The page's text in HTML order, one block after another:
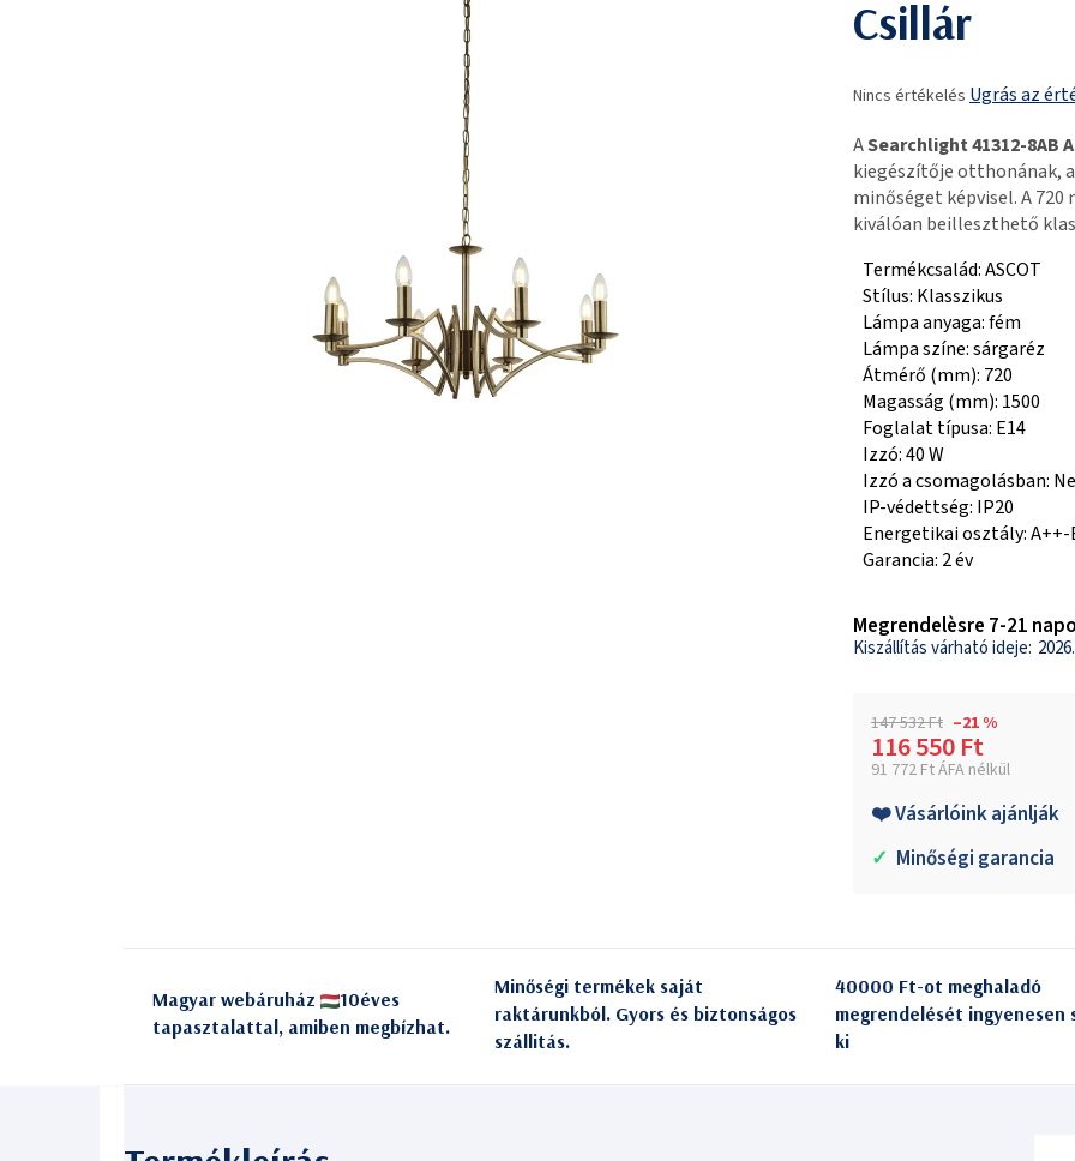
Csillár
termék
értékelése
5-
ből
0,0
csillag.
Nincs értékelés Ugrás az
ASearchlight 41312-8AB
kiegészítője otthonának,
minőséget képvisel. A
kiválóan beilleszthető
Termékcsalád: ASCOT
Stílus: Klasszikus
Lámpa anyaga: fém
Lámpa színe: sárgaréz
Átmérő (mm): 720
Magasság (mm): 1500
Foglalat típusa: E14
Izzó: 40 W
Izzó a csomagolásban:
IP-védettség: IP20
Energetikai osztály: A++-
Garancia: 2 év
Megrendelèsre 7-21
147 532 Ft –21 %
116 550 Ft
91 772 Ft ÁFA nélkül
❤️ Vásárlóink ajánlják
✓ Minőségi garancia
Magyar webáruház
10éves
tapasztalattal, amiben megbízhat.
Minőségi termékek saját
raktárunkból. Gyors és biztonságos
szállitás.
40000 Ft-ot meghaladó
megrendelését ingyenesen
ki